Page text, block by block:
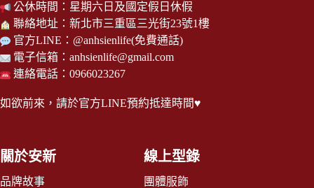
公休時間：星期六日及國定假日休假
聯絡地址：新北市三重區三光街23號1樓
官方LINE： @anhsienlife(免費通話)
電子信箱： anhsienlife@gmail.com
連絡電話：0966023267
如欲前來，請於官方LINE預約抵達時間♥
關於安新 線上型錄
品牌故事
團體服飾